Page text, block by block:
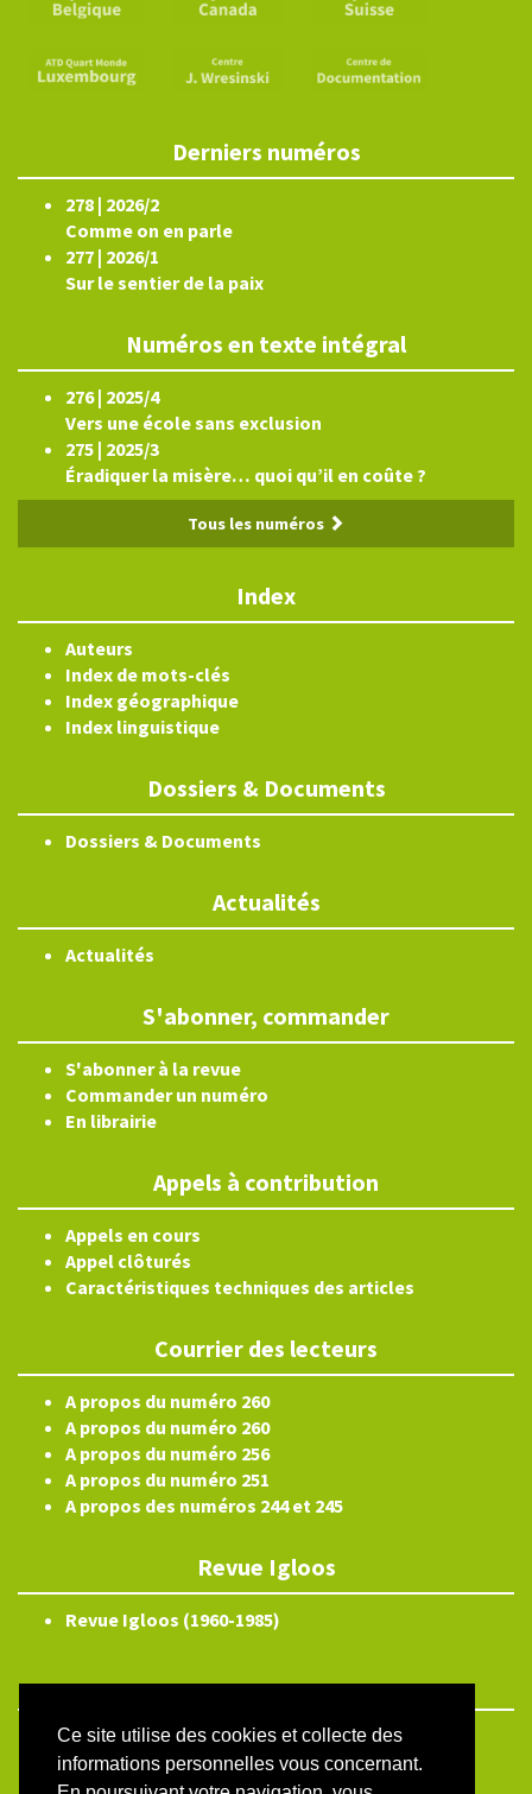
Ce site utilise des cookies et collecte des
informations personnelles vous concernant.
Derniers numéros
278 | 2026/2
Comme on en parle
277 | 2026/1
Sur le sentier de la paix
Numéros en texte intégral
276 | 2025/4
Vers une école sans exclusion
275 | 2025/3
Éradiquer la misère… quoi qu’il en coûte ?
Tous les numéros
Index
Auteurs
Index de mots-clés
Index géographique
Index linguistique
Dossiers & Documents
Dossiers & Documents
Actualités
Actualités
S'abonner, commander
S'abonner à la revue
Commander un numéro
En librairie
Appels à contribution
Appels en cours
Appel clôturés
Caractéristiques techniques des articles
Courrier des lecteurs
A propos du numéro 260
A propos du numéro 260
A propos du numéro 256
A propos du numéro 251
A propos des numéros 244 et 245
Revue Igloos
Revue Igloos (1960-1985)
ISSN électronique 2804-3359
Plan du site